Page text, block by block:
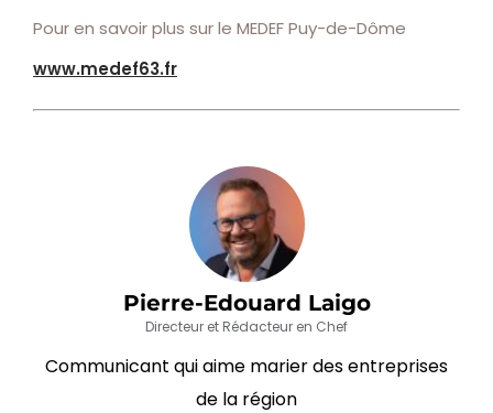
Pour en savoir plus sur le MEDEF Puy-de-Dôme
www.medef63.fr
Pierre-Edouard Laigo
Directeur et Rédacteur en Chef
Communicant qui aime marier des entreprises
de la région